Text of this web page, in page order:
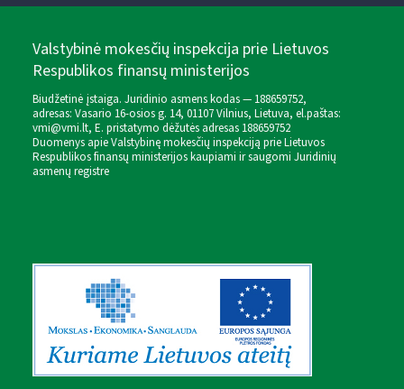
Valstybinė mokesčių inspekcija prie Lietuvos
Respublikos finansų ministerijos
Biudžetinė įstaiga. Juridinio asmens kodas — 188659752,
adresas: Vasario 16-osios g. 14, 01107 Vilnius, Lietuva, el.paštas:
vmi@vmi.lt, E. pristatymo dėžutės adresas 188659752
Duomenys apie Valstybinę mokesčių inspekciją prie Lietuvos
Respublikos finansų ministerijos kaupiami ir saugomi Juridinių
asmenų registre